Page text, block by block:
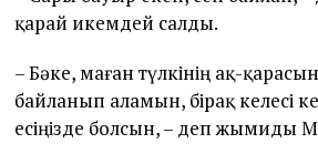
қарай икемдей салды.
– Бәке, маған түлкінің ақ-
байланып аламын, бірақ келесі
есіңізде болсын, – деп жымиды